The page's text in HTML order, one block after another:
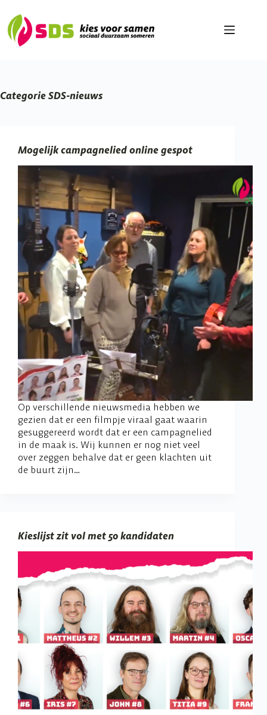
naar
de
inhoud
Categorie SDS-nieuws
Mogelijk campagnelied online gespot
Op verschillende nieuwsmedia hebben we
gezien dat er een filmpje viraal gaat waarin
gesuggereerd wordt dat er een campagnelied
in de maak is. Wij kunnen er nog niet veel
over zeggen behalve dat er geen klachten uit
de buurt zijn…
Kieslijst zit vol met 50 kandidaten